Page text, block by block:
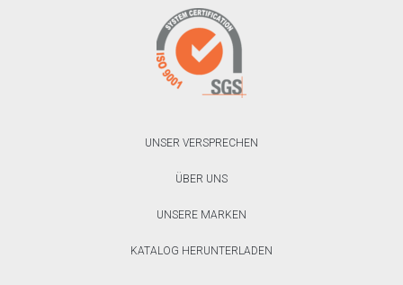
UNSER VERSPRECHEN
ÜBER UNS
UNSERE MARKEN
KATALOG HERUNTERLADEN